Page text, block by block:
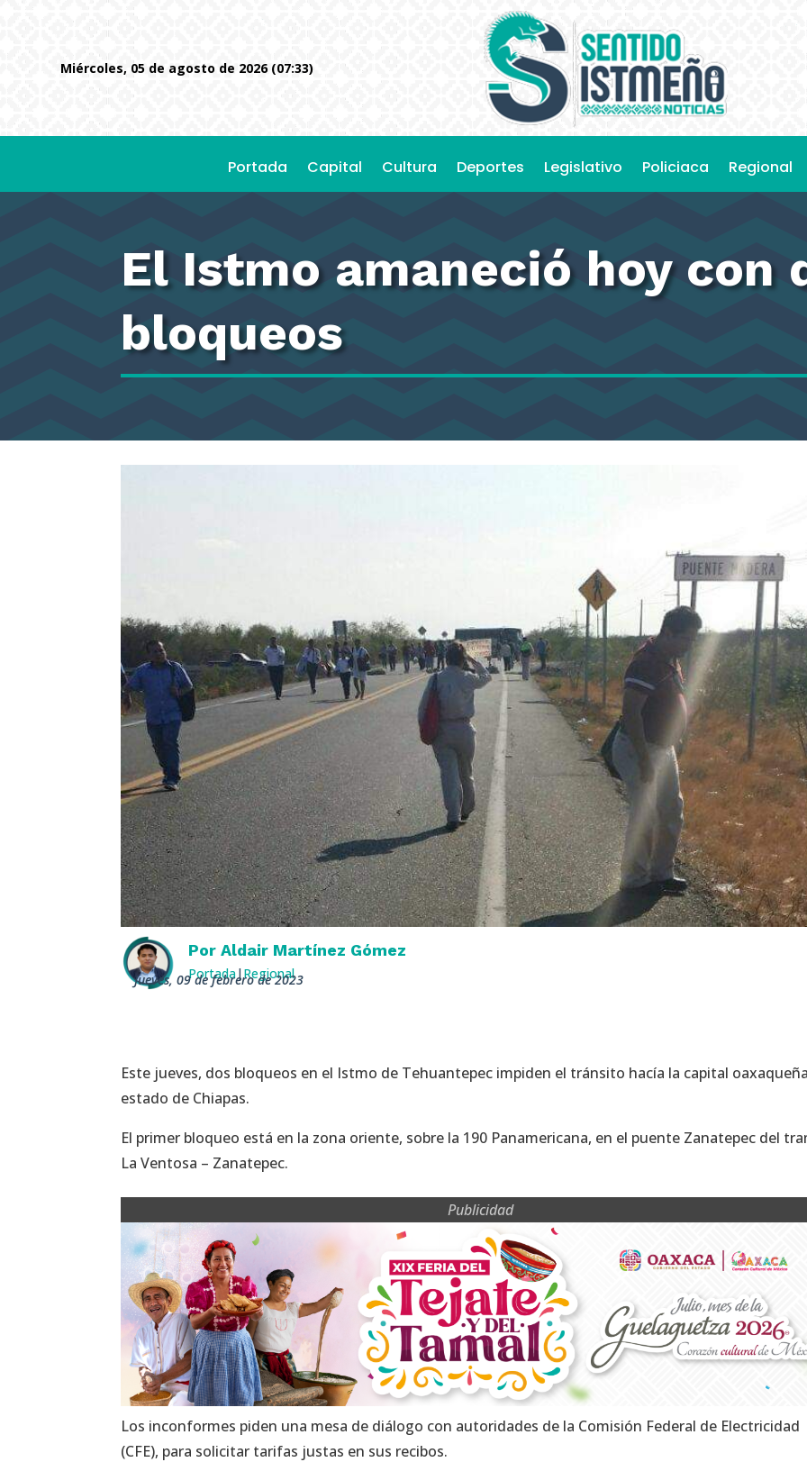
miércoles, 05 de agosto de 2026 (07:33)
Portada Capital Cultura Deportes Legislativo Policiaca Regional
El Istmo amaneció hoy con
bloqueos
PorAldair Martínez Gómez
Portada| Regional
jueves, 09 de febrero de 2023
Este jueves, dos bloqueos en el Istmo de Tehuantepec impiden el tránsito hacía la capital
estado de Chiapas.
El primer bloqueo está en la zona oriente, sobre la 190 Panamericana, en el puente Zanatepec del
La Ventosa – Zanatepec.
Publicidad
Los inconformes piden una mesa de diálogo con autoridades de la Comisión Federal de Electricidad
(CFE), para solicitar tarifas justas en sus recibos.